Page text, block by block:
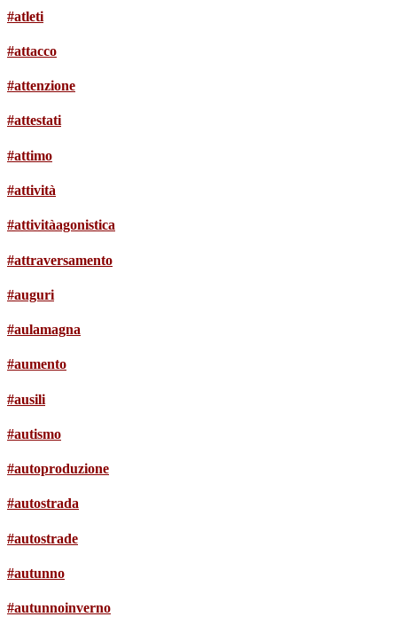
#atleti
#attacco
#attenzione
#attestati
#attimo
#attività
#attivitàagonistica
#attraversamento
#auguri
#aulamagna
#aumento
#ausili
#autismo
#autoproduzione
#autostrada
#autostrade
#autunno
#autunnoinverno